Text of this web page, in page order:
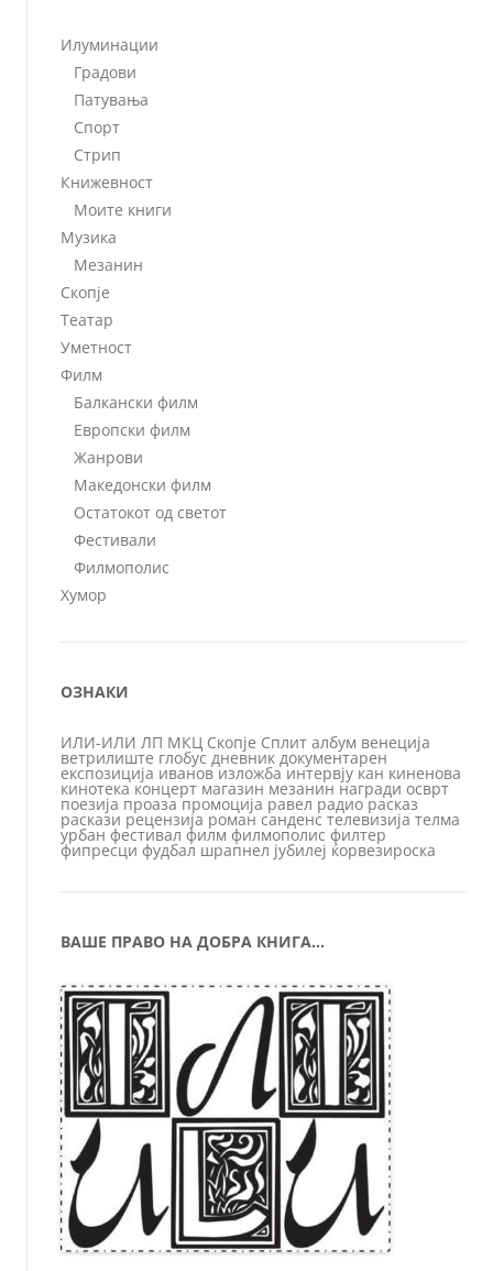
Илуминации
Градови
Патувања
Спорт
Стрип
Книжевност
Моите книги
Музика
Мезанин
Скопје
Театар
Уметност
Филм
Балкански филм
Европски филм
Жанрови
Македонски филм
Остатокот од светот
Фестивали
Филмополис
Хумор
ОЗНАКИ
ИЛИ-ИЛИ ЛП МКЦ Скопје Сплит албум венеција
ветрилиште глобус дневник документарен
експозиција иванов изложба интервју кан киненова
кинотека концерт магазин мезанин награди осврт
поезија проаза промоција равел радио расказ
раскази рецензија роман санденс телевизија телма
урбан фестивал филм филмополис филтер
фипресци фудбал шрапнел јубилеј ќорвезироска
ВАШЕ ПРАВО НА ДОБРА КНИГА…